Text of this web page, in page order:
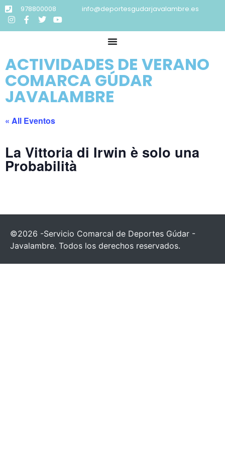
978800008 info@deportesgudarjavalambre.es
ACTIVIDADES DE VERANO
COMARCA GÚDAR
JAVALAMBRE
« All Eventos
La Vittoria di Irwin è solo una
Probabilità
©2026 -Servicio Comarcal de Deportes Gúdar -
Javalambre. Todos los derechos reservados.